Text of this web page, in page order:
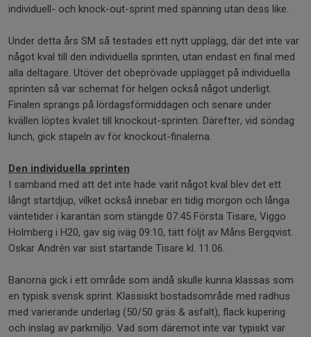
individuell- och knock-out-sprint med spänning utan dess like.
Under detta års SM så testades ett nytt upplägg, där det inte var
något kval till den individuella sprinten, utan endast en final med
alla deltagare. Utöver det obeprövade upplägget på individuella
sprinten så var schemat för helgen också något underligt.
Finalen sprangs på lördagsförmiddagen och senare under
kvällen löptes kvalet till knockout-sprinten. Därefter, vid söndag
lunch, gick stapeln av för knockout-finalerna.
Den individuella sprinten
I samband med att det inte hade varit något kval blev det ett
långt startdjup, vilket också innebar en tidig morgon och långa
väntetider i karantän som stängde 07:45 Första Tisare, Viggo
Holmberg i H20, gav sig iväg 09:10, tätt följt av Måns Bergqvist.
Oskar Andrén var sist startande Tisare kl. 11.06.
Banorna gick i ett område som ändå skulle kunna klassas som
en typisk svensk sprint. Klassiskt bostadsområde med radhus
med varierande underlag (50/50 gräs & asfalt), flack kupering
och inslag av parkmiljö. Vad som däremot inte var typiskt var